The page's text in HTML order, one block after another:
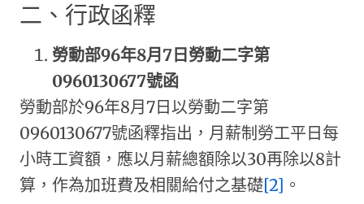
二、行政函釋
勞動部96年8月7日勞動二字第
0960130677號函
勞動部於96年8月7日以勞動二字第
0960130677號函釋指出，月薪制勞工平日每
小時工資額，應以月薪總額除以30再除以8計
算，作為加班費及相關給付之基礎[2] 。